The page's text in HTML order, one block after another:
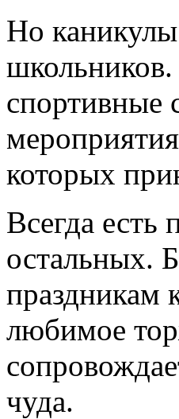
Но каникулы
спортивные
которых
Всегда есть
остальных.
праздникам
любимое
чуда.